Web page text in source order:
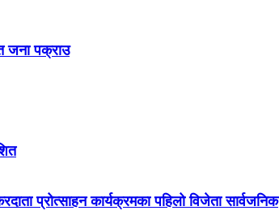
जना पक्राउ
प्रोत्साहन कार्यक्रमका पहिलो विजेता सार्वजनिक